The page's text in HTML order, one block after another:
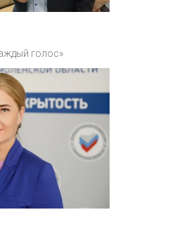
голос»